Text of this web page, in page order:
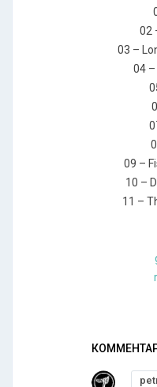
02
03 –
04 –
09 –
10 –
11 –